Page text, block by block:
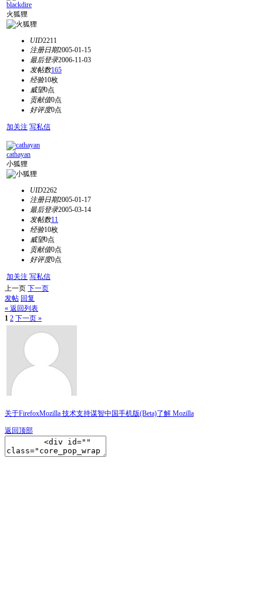
blackdire
火狐狸
UID2211
注册日期2005-01-15
最后登录2006-11-03
发帖数165
经验10枚
威望0点
贡献值0点
好评度0点
加关注 写私信
cathayan
小狐狸
UID2262
注册日期2005-01-17
最后登录2005-03-14
发帖数11
经验10枚
威望0点
贡献值0点
好评度0点
加关注 写私信
上一页 下一页
发帖 回复
« 返回列表
1 2 下一页 »
关于FirefoxMozilla 技术支持谋智中国手机版(Beta)了解 Mozilla
返回顶部